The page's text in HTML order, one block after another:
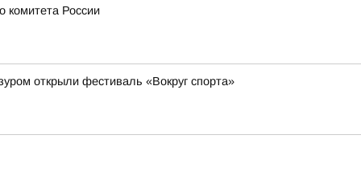
комитета России
открыли фестиваль «Вокруг спорта»